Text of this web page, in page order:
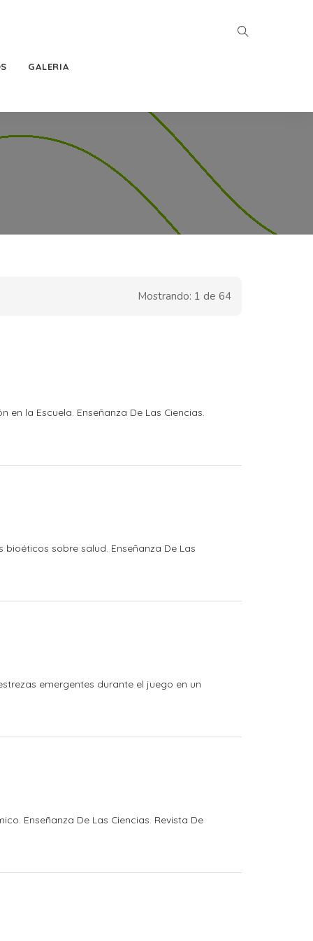
GALERIA
Mostrando: 1 de 64
la Escuela. Enseñanza De Las Ciencias.
bioéticos sobre salud. Enseñanza De Las
emergentes durante el juego en un
Enseñanza De Las Ciencias. Revista De